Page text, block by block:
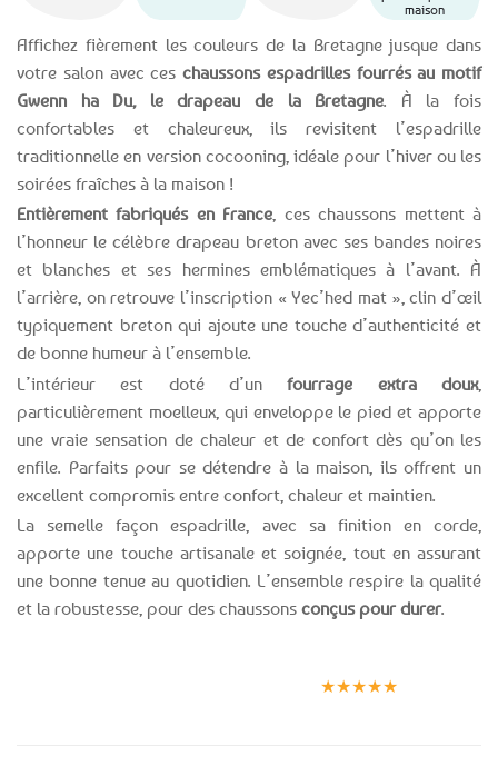
Affichez fièrement les couleurs de la Bretagne jusque dans
votre salon avec ces chaussons espadrilles fourrés au motif
Gwenn ha Du, le drapeau de la Bretagne. À la fois
confortables et chaleureux, ils revisitent l’espadrille
traditionnelle en version cocooning, idéale pour l’hiver ou les
soirées fraîches à la maison !
Entièrement fabriqués en France, ces chaussons mettent à
l’honneur le célèbre drapeau breton avec ses bandes noires
et blanches et ses hermines emblématiques à l’avant. À
l’arrière, on retrouve l’inscription « Yec’hed mat », clin d’œil
typiquement breton qui ajoute une touche d’authenticité et
de bonne humeur à l’ensemble.
L’intérieur est doté d’unfourrage extra doux,
particulièrement moelleux, qui enveloppe le pied et apporte
une vraie sensation de chaleur et de confort dès qu’on les
enfile. Parfaits pour se détendre à la maison, ils offrent un
excellent compromis entre confort, chaleur et maintien.
La semelle façon espadrille, avec sa finition en corde,
apporte une touche artisanale et soignée, tout en assurant
une bonne tenue au quotidien. L’ensemble respire la qualité
et la robustesse, pour des chaussons conçus pour durer.
maison
★★★★★